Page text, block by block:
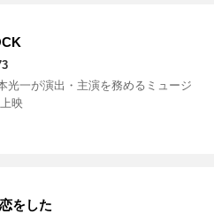
光一が演出・主演を務めるミュージ
映
をした